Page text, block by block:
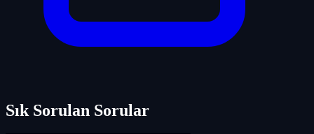
Sık Sorulan Sorular